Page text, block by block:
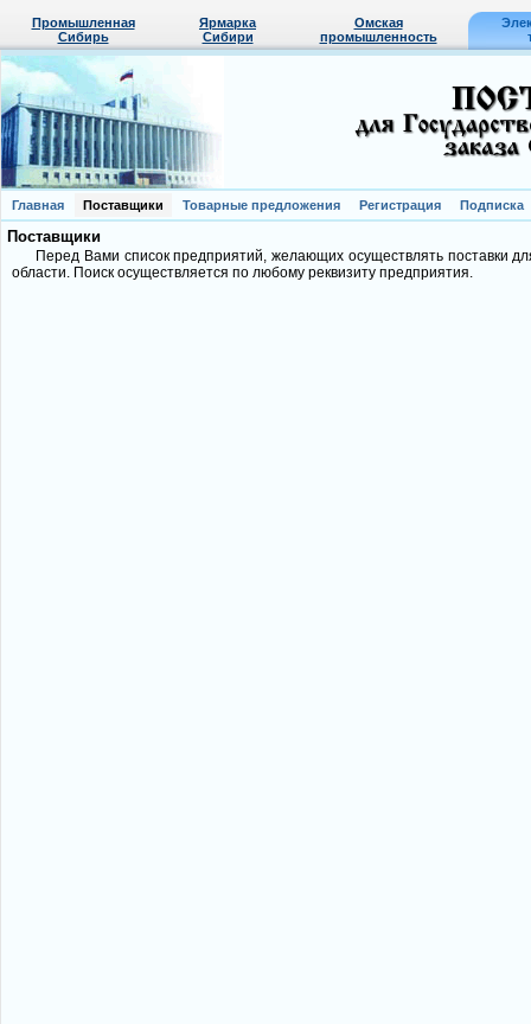
Промышленная
Сибирь
Ярмарка
Сибири
Омская
промышленность
Главная Поставщики Товарные предложения Регистрация Подписка
Поставщики
Перед Вами список предприятий, желающих осуществлять поставки
области. Поиск осуществляется по любому реквизиту предприятия.